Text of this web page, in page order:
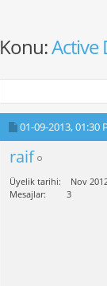
Konu:Active
01-09-2013,01:30
raif
Üyelik tarihi
Nov
Mesajlar
3